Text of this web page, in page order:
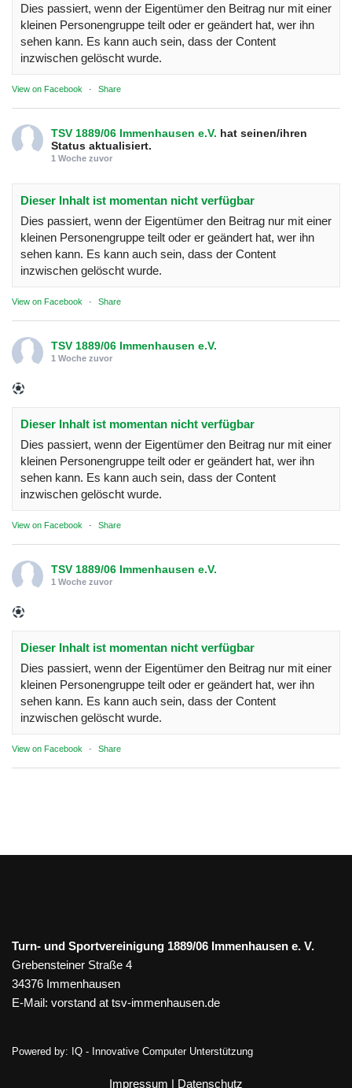
Dies passiert, wenn der Eigentümer den Beitrag nur mit einer
kleinen Personengruppe teilt oder er geändert hat, wer ihn
sehen kann. Es kann auch sein, dass der Content
inzwischen gelöscht wurde.
View on Facebook · Share
TSV 1889/06 Immenhausen e.V. hat seinen/ihren
Status aktualisiert.
1 Woche zuvor
Dieser Inhalt ist momentan nicht verfügbar
Dies passiert, wenn der Eigentümer den Beitrag nur mit einer
kleinen Personengruppe teilt oder er geändert hat, wer ihn
sehen kann. Es kann auch sein, dass der Content
inzwischen gelöscht wurde.
View on Facebook · Share
TSV 1889/06 Immenhausen e.V.
1 Woche zuvor
Dieser Inhalt ist momentan nicht verfügbar
Dies passiert, wenn der Eigentümer den Beitrag nur mit einer
kleinen Personengruppe teilt oder er geändert hat, wer ihn
sehen kann. Es kann auch sein, dass der Content
inzwischen gelöscht wurde.
View on Facebook · Share
TSV 1889/06 Immenhausen e.V.
1 Woche zuvor
Dieser Inhalt ist momentan nicht verfügbar
Dies passiert, wenn der Eigentümer den Beitrag nur mit einer
kleinen Personengruppe teilt oder er geändert hat, wer ihn
sehen kann. Es kann auch sein, dass der Content
inzwischen gelöscht wurde.
View on Facebook · Share
Turn- und Sportvereinigung 1889/06 Immenhausen e. V.
Grebensteiner Straße 4
34376 Immenhausen
E-Mail: vorstand at tsv-immenhausen.de
Powered by: IQ - Innovative Computer Unterstützung
Impressum | Datenschutz